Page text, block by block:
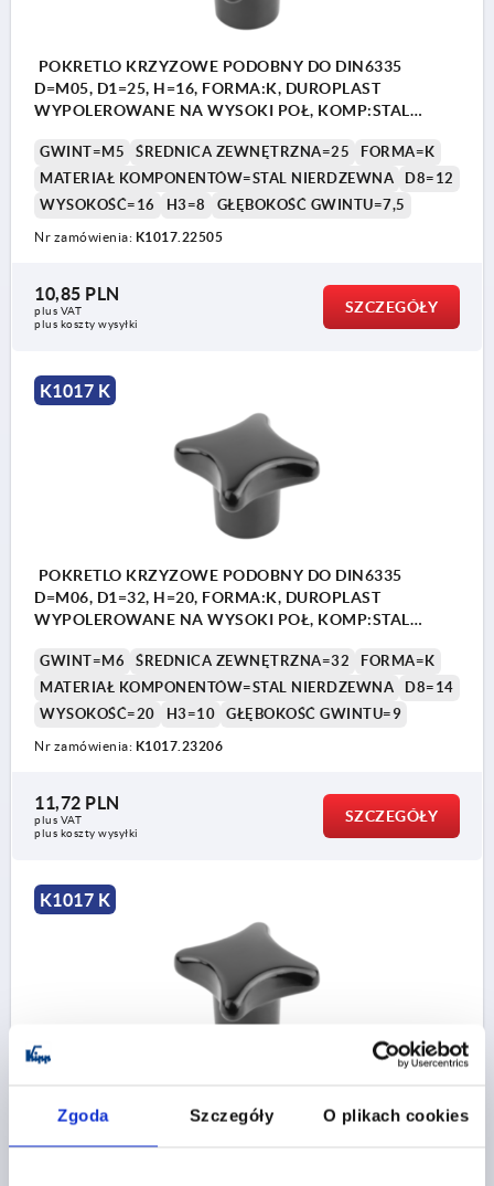
Zgoda Szczegóły O plikach cookies
POKRETLO KRZYZOWE PODOBNY DO DIN6335
D=M05, D1=25, H=16, FORMA:K, DUROPLAST
WYPOLEROWANE NA WYSOKI POŁ, KOMP:STAL
GWINT=M5 ŚREDNICA ZEWNĘTRZNA=25
FORMA=K
MATERIAŁ KOMPONENTÓW=STAL NIERDZEWNA
D8=12
WYSOKOŚĆ=16
H3=8 GŁĘBOKOŚĆ GWINTU=7,5
Nr zamówienia: K1017.22505
10,85 PLN
plus VAT
plus koszty wysyłki
SZCZEGÓŁY
K1017 K
POKRETLO KRZYZOWE PODOBNY DO DIN6335
D=M06, D1=32, H=20, FORMA:K, DUROPLAST
WYPOLEROWANE NA WYSOKI POŁ, KOMP:STAL
GWINT=M6 ŚREDNICA ZEWNĘTRZNA=32
FORMA=K
MATERIAŁ KOMPONENTÓW=STAL NIERDZEWNA
D8=14
WYSOKOŚĆ=20
H3=10 GŁĘBOKOŚĆ GWINTU=9
Nr zamówienia: K1017.23206
11,72 PLN
plus VAT
plus koszty wysyłki
SZCZEGÓŁY
K1017 K
D=M08, D1=40, H=25, FORMA:K, DUROPLAST
WYPOLEROWANE NA WYSOKI POŁ, KOMP:STAL
NIERDZEWNA